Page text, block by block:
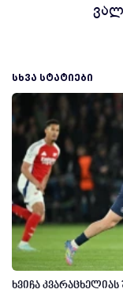
ᲡᲮᲕᲐ ᲡᲢᲐᲢᲘᲔᲑᲘ
ხვიჩა